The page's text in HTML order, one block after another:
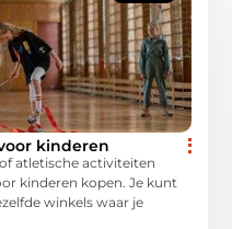
kinderen
atletische activiteiten
kinderen kopen. Je kunt
winkels waar je